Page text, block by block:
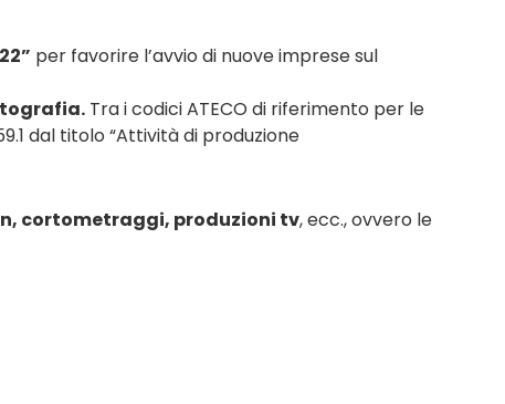
per favorire l’avvio di nuove imprese sul
Tra i codici ATECO di riferimento per le
dal titolo “Attività di produzione
cortometraggi, produzioni tv, ecc., ovvero le